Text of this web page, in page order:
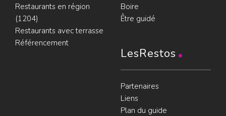
Restaurants en région
(1204)
Restaurants avec terrasse
Référencement
Boire
Être guidé
LesRestos
Partenaires
Liens
Plan du guide